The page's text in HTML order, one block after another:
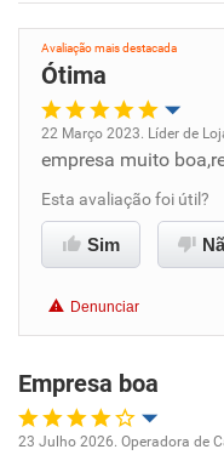
Avaliação mais destacada
Ótima
Oportunidade de
Ambiente de
Benefícios
Recomenda esta
Recomenda a
22 Março 2023. Líder de
empresa muito
Esta avaliação foi útil?
Sim
Denunciar
Empresa boa
23 Julho 2026. Operadora de